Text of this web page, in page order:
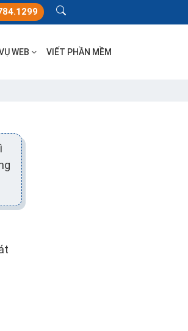
WEB VIẾT PHẦN MỀM